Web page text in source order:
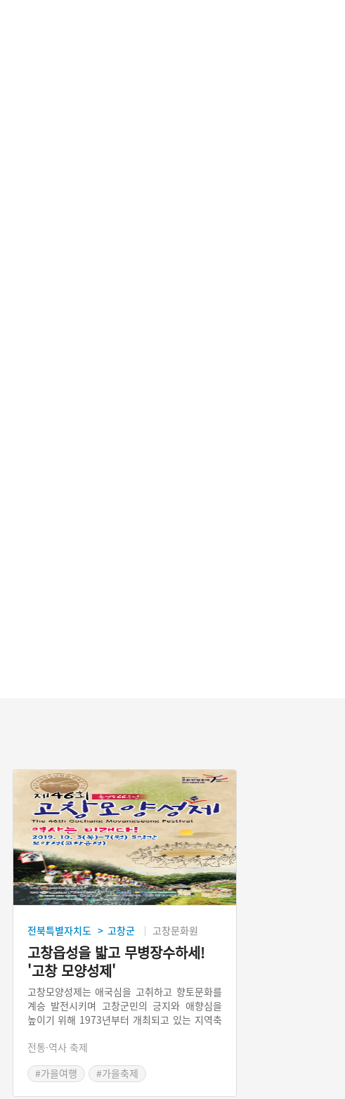
전북특별자치도 > 고창군 고창문화원
고창읍성을 밟고 무병장수하세!
'고창 모양성제'
고창모양성제는 애국심을 고취하고 향토문화를
계승 발전시키며 고창군민의 긍지와 애향심을
높이기 위해 1973년부터 개최되고 있는 지역축
모양성(고창읍성)을 밟는 답성놀이와 강강술래
재연이 주효 행사이다. 고창군에서는 답성민속
을 기리기 위해 매년 음력 9월 9일(중양절)에 축
전통·역사 축제
#가을여행
#가을축제